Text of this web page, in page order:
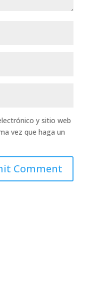
y sitio web
vez que haga un